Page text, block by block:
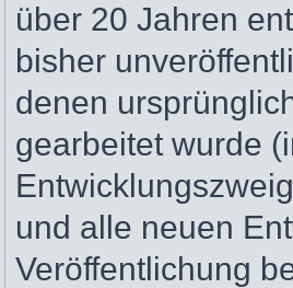
über 20 Jahren
bisher
denen
gearbeitet wurde
und alle neuen
Veröffentlichung